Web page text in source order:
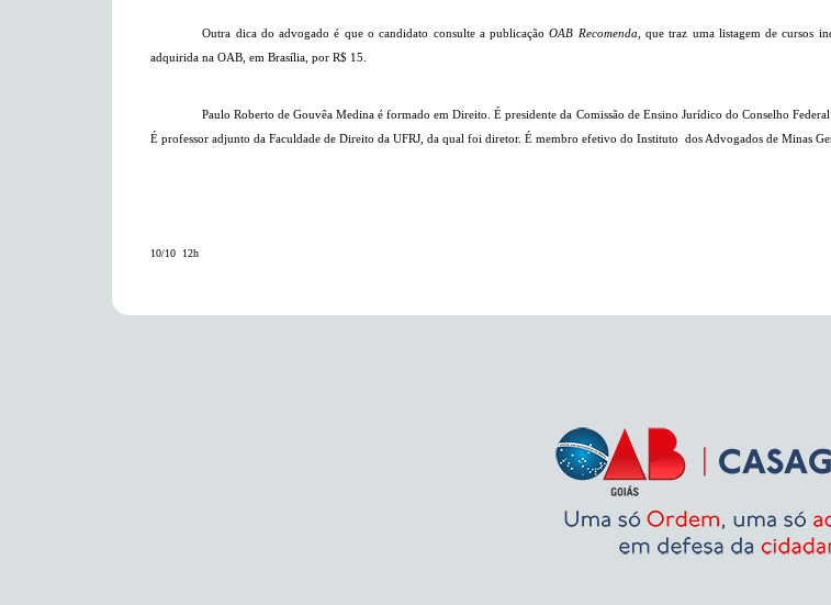
Outra dica do advogado é que o candidato consulte a publicaçãoOAB Recomenda , que traz uma listagem de cursos
adquirida na OAB, em Brasília, por R$ 15.
Paulo Roberto de Gouvêa Medina é formado em Direito. É presidente da Comissão de Ensino Jurídico do Conselho
É professor adjunto da Faculdade de Direito da UFRJ, da qual foi diretor. É membro efetivo do Instituto dos Advogados de Minas
10/10  12h